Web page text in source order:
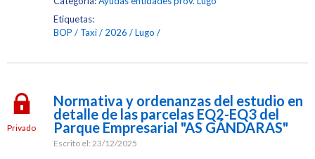
Etiquetas:
BOP
Taxi 2026 Lugo
Privado
Normativa y ordenanzas del estudio en
detalle de las parcelas EQ2-EQ3 del
Parque Empresarial "AS GÁNDARAS"
Escrito el: 23/12/2025